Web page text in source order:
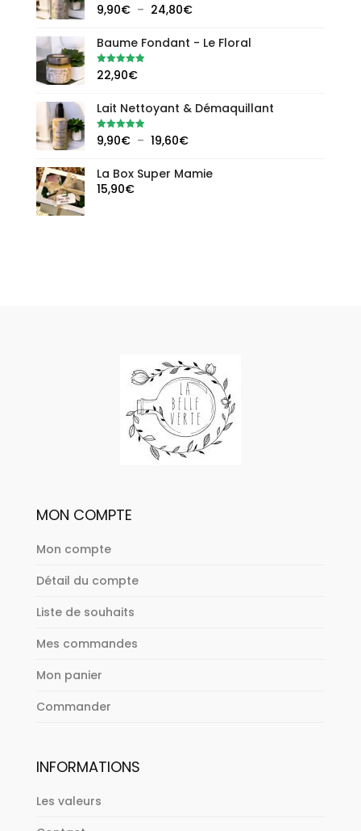
Note5.00
sur 5
9,90€ – 24,80€Plage
prix :
24,80€
Baume Fondant - Le Floral
Note5.00
sur 5
22,90€
Lait Nettoyant & Démaquillant
Note5.00
sur 5
9,90€ – 19,60€Plage
prix :
La Box Super Mamie
15,90€
MON COMPTE
Mon compte
Détail du compte
Liste de souhaits
Mes commandes
Mon panier
Commander
INFORMATIONS
Les valeurs